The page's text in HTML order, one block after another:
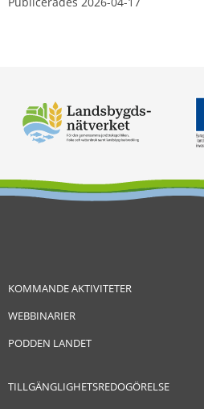
KOMMANDE AKTIVITETER
WEBBINARIER
PODDEN LANDET
TILLGÄNGLIGHETSREDOGÖRELSE